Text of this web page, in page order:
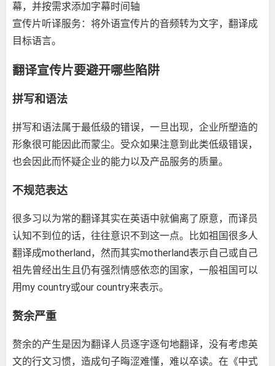
幕，并按需求添加字幕时间轴
宣传片听译服务：将外语宣传片的音频转为文字，翻译成
目标语言。
翻译宣传片要避开哪些陷阱
拼写和语法
拼写和语法属于最低级的错误，一旦出现，企业所塑造的
形象很可能因此而蒙尘。受众如果注意到此类低级错误，
也会因此而怀疑企业的能力以及产品服务的质量。
不规范表达
很多习以为常的翻译其实在英语中就偏离了原意，而译员
认知不到位的话，往往意识不到这一点。比如祖国很多人
翻译成motherland，然而其实motherland表示自己或自己
祖先曾经出生且仍有强烈情感依恋的国家，一般祖国可以
用my country或our country来表示。
赘余严重
赘余的产生是因为翻译人员逐字逐句地翻译，没有考虑英
文的行文习惯，造成句子晦涩难懂，难以卒读。在《中式